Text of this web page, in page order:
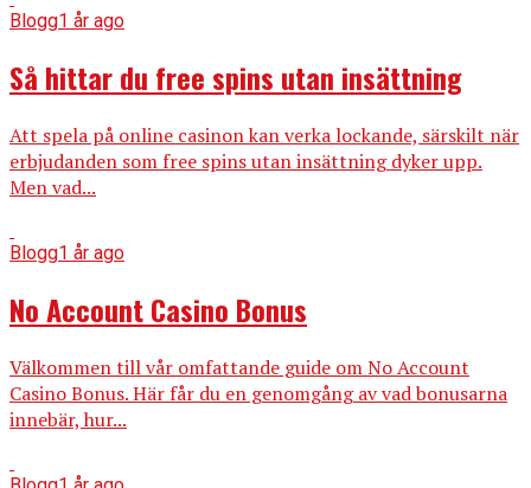
Blogg1 år ago
Så hittar du free spins utan insättning
Att spela på online casinon kan verka lockande, särskilt när
erbjudanden som free spins utan insättning dyker upp.
Men vad...
Blogg1 år ago
No Account Casino Bonus
Välkommen till vår omfattande guide om No Account
Casino Bonus. Här får du en genomgång av vad bonusarna
innebär, hur...